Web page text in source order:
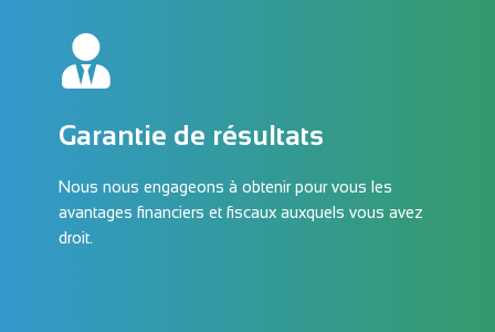
Garantie de résultats
Nous nous engageons à obtenir pour vous les
avantages financiers et fiscaux auxquels vous avez
droit.